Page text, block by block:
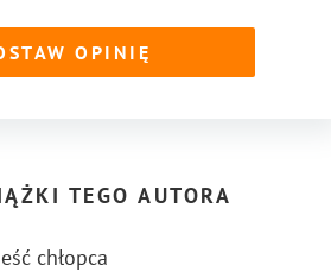
OPINIĘ
TEGO AUTORA
chłopca